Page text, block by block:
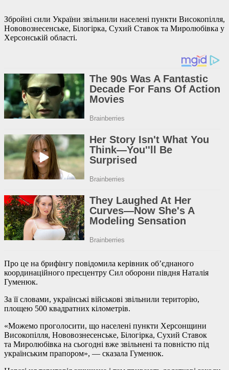
Збройні сили України звільнили населені пункти Високопілля,
Нововознесенське, Білогірка, Сухий Ставок та Миролюбівка у
Херсонській області.
Про це на брифінгу повідомила керівник об’єднаного
координаційного пресцентру Сил оборони півдня Наталія
Гуменюк.
За її словами, українські військові звільнили територію,
площею 500 квадратних кілометрів.
«Можемо проголосити, що населені пункти Херсонщини
Високопілля, Нововознесенське, Білогірка, Сухий Ставок
та Миролюбівка на сьогодні вже звільнені та повністю під
українським прапором», — сказала Гуменюк.